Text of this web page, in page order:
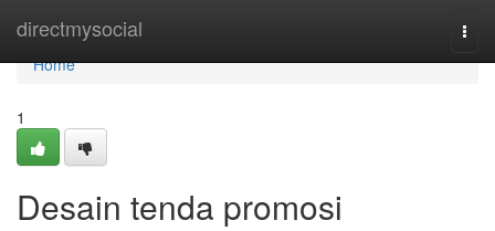
directmysocial
Home
Home
1
Desain tenda promosi